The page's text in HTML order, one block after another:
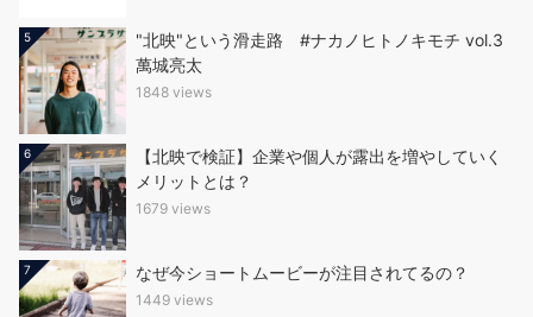
5
"北映"という滑走路 #ナカノヒトノキモチ vol.3
萬城亮太
1848 views
6
【北映で検証】企業や個人が露出を増やしていく
メリットとは？
1679 views
7 なぜ今ショートムービーが注目されてるの？
1449 views